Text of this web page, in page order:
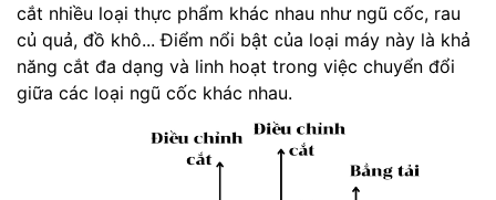
cắt nhiều loại thực phẩm khác nhau như ngũ cốc, rau
củ quả, đồ khô... Điểm nổi bật của loại máy này là khả
năng cắt đa dạng và linh hoạt trong việc chuyển đổi
giữa các loại ngũ cốc khác nhau.